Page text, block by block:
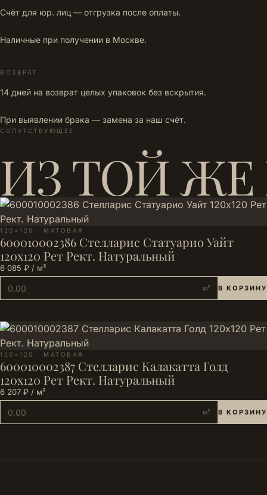
Счёт для юр. лиц — отгрузка после оплаты.
Наличные при получении в Москве.
ВОЗВРАТ
14 дней на возврат целых упаковок без вскрытия.
При выявлении брака — замена за наш счёт.
СОПУТСТВУЮЩЕЕ
ИЗ ТОЙ ЖЕ
120×120 · МАТОВАЯ
600010002386 Стелларис Статуарио Уайт
120х120 Рет Рект. Натуральный
6 085 ₽ / м²
м² В КОРЗИНУ
120×120 · МАТОВАЯ
600010002387 Стелларис Калакатта Голд
120х120 Рет Рект. Натуральный
6 207 ₽ / м²
м² В КОРЗИНУ